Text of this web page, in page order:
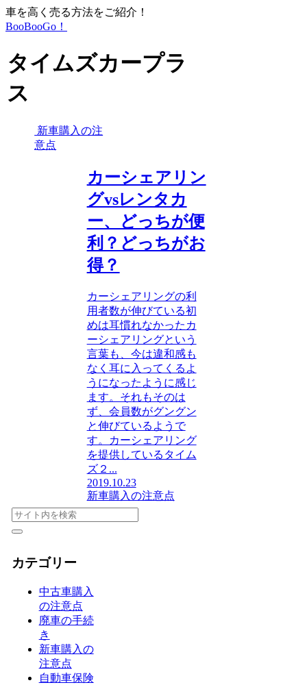
車を高く売る方法をご紹介！
BooBooGo！
タイムズカープラ
ス
新車購入の注
意点
カーシェアリン
グvsレンタカ
ー、どっちが便
利？どっちがお
得？
カーシェアリングの利
用者数が伸びている初
めは耳慣れなかったカ
ーシェアリングという
言葉も、今は違和感も
なく耳に入ってくるよ
うになったように感じ
ます。それもそのは
ず、会員数がグングン
と伸びているようで
す。カーシェアリング
を提供しているタイム
ズ２...
2019.10.23
新車購入の注意点
カテゴリー
中古車購入
の注意点
廃車の手続
き
新車購入の
注意点
自動車保険